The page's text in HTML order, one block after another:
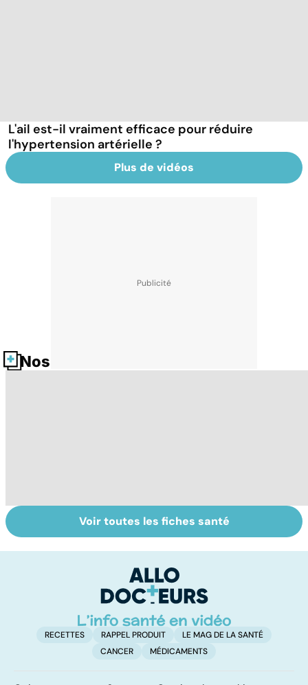
L'ail est-il vraiment efficace pour réduire
l'hypertension artérielle ?
Plus de vidéos
Nos fiches santé
Bien dormir,
mais... sans
AVC : quand le
cerveau fait une
Voir toutes les fiches santé
RECETTES RAPPEL PRODUIT
LE MAG DE LA SANTÉ
CANCER
MÉDICAMENTS